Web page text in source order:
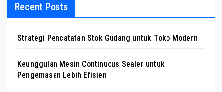
Recent Posts
Strategi Pencatatan Stok Gudang untuk Toko Modern
Keunggulan Mesin Continuous Sealer untuk
Pengemasan Lebih Efisien